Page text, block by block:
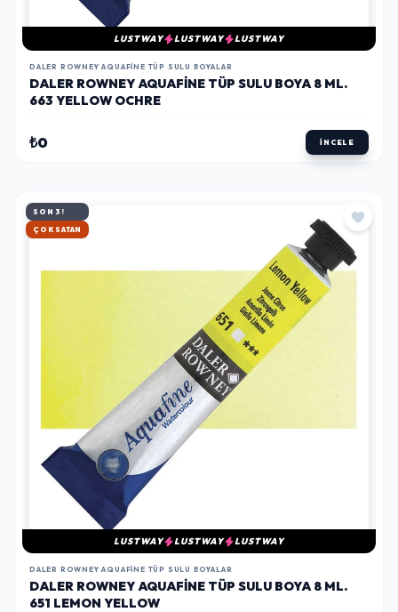
LUSTWAY LUSTWAY LUSTWAY
DALER ROWNEY AQUAFINE TÜP SULU BOYALAR
DALER ROWNEY AQUAFINE TÜP SULU BOYA 8 ML.
663 YELLOW OCHRE
₺0 İNCELE
SON 3!
HIZLI KARGO
LUSTWAY LUSTWAY LUSTWAY
DALER ROWNEY AQUAFINE TÜP SULU BOYALAR
DALER ROWNEY AQUAFINE TÜP SULU BOYA 8 ML.
651 LEMON YELLOW